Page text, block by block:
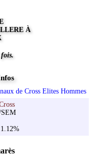
À
de Cross Elites Hommes